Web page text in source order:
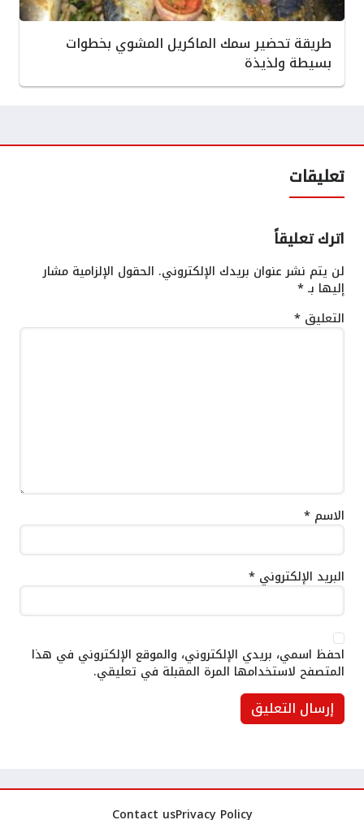
طريقة تحضير سمك الماكريل المشوي بخطوات
بسيطة ولذيذة
تعليقات
اترك تعليقاً
لن يتم نشر عنوان بريدك الإلكتروني. الحقول الإلزامية مشار
إليها بـ*
التعليق *
الاسم *
البريد الإلكتروني *
احفظ اسمي، بريدي الإلكتروني، والموقع الإلكتروني في هذا
المتصفح لاستخدامها المرة المقبلة في تعليقي.
Privacy Policy
Contact us